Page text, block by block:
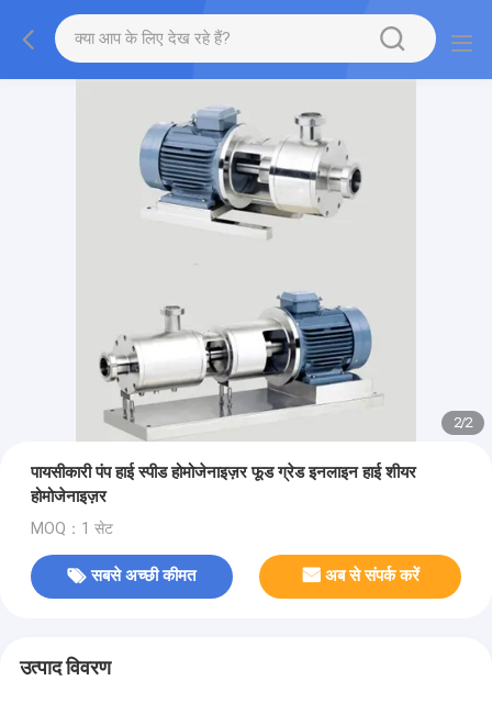
2/2
पायसीकारी पंप हाई स्पीड होमोजेनाइज़र फूड ग्रेड इनलाइन हाई शीयर
होमोजेनाइज़र
MOQ：1 सेट
सबसे अच्छी कीमत अब से संपर्क करें
उत्पाद विवरण